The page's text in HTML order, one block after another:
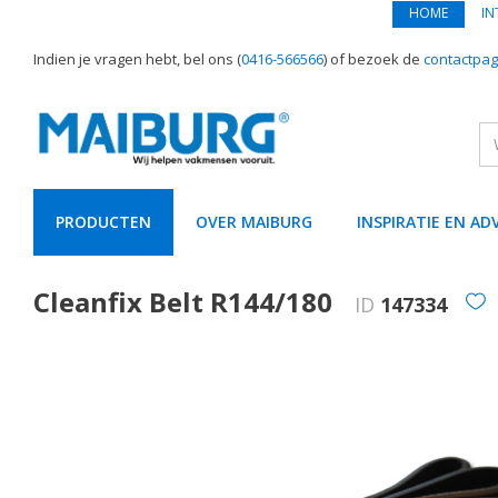
text.skipToContent
text.skipToNavigation
HOME
Indien je vragen hebt, bel ons (0416-566566) of bezoek de
PRODUCTEN OVER MAIBURG INSPIRATIE EN
Cleanfix Belt R144/180 ID 147334